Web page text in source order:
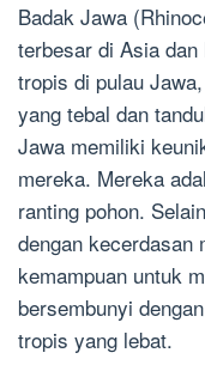
Badak Jawa
terbesar di Asia
tropis di pulau
yang tebal dan
Jawa memiliki
mereka. Mereka
ranting pohon.
dengan kecerdasan
kemampuan untuk
bersembunyi
tropis yang lebat.